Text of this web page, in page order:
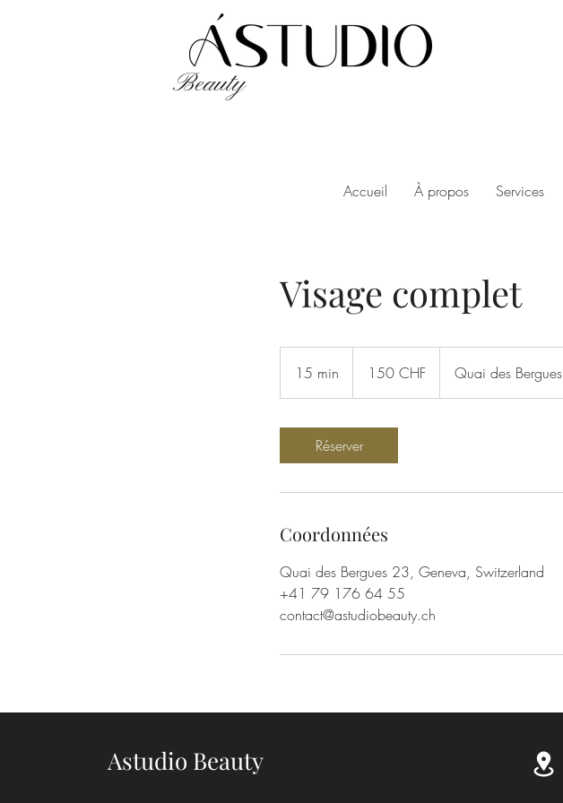
Beauty
Accueil À propos Services
Visage complet
15 min
5
n
suisses150 CHF Quai des Bergues
Réserver
Coordonnées
Quai des Bergues 23, Geneva, Switzerland
+41 79 176 64 55
contact@astudiobeauty.ch
Astudio Beauty